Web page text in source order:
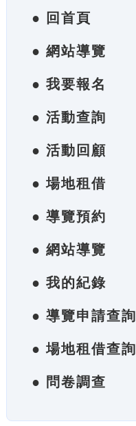
● 回首頁
● 網站導覽
● 我要報名
● 活動查詢
● 活動回顧
● 場地租借
● 導覽預約
● 網站導覽
● 我的紀錄
● 導覽申請查詢
● 場地租借查詢
● 問卷調查